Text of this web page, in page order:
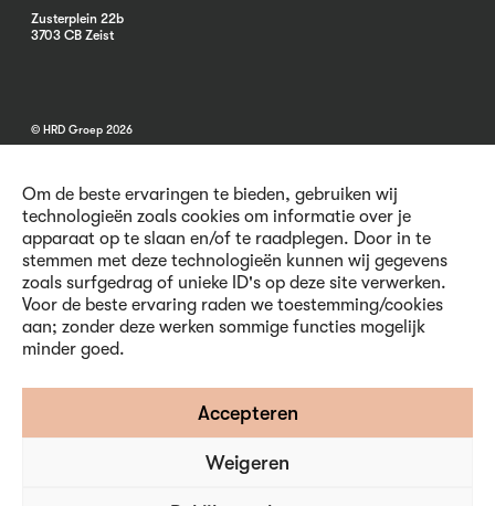
Om de beste ervaringen te bieden, gebruiken wij
technologieën zoals cookies om informatie over je
apparaat op te slaan en/of te raadplegen. Door in te
stemmen met deze technologieën kunnen wij gegevens
zoals surfgedrag of unieke ID's op deze site verwerken.
Voor de beste ervaring raden we toestemming/cookies
aan; zonder deze werken sommige functies mogelijk
minder goed.
Accepteren
Weigeren
Zusterplein 22b
3703 CB Zeist
© HRD Groep 2026
Algemene informatie
Contact
Voorwaarden
Privacy en Cookies
Volg ons
Inschrijven nieuwsbrief